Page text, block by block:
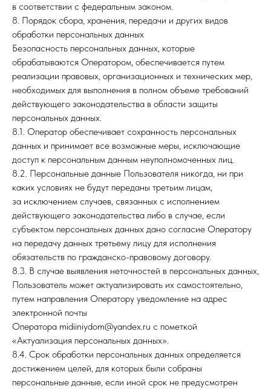
в соответствии с федеральным законом.
8. Порядок сбора, хранения, передачи и других видов
обработки персональных данных
Безопасность персональных данных, которые
обрабатываются Оператором, обеспечивается путем
реализации правовых, организационных и технических мер,
необходимых для выполнения в полном объеме требований
действующего законодательства в области защиты
персональных данных.
8.1. Оператор обеспечивает сохранность персональных
данных и принимает все возможные меры, исключающие
доступ к персональным данным неуполномоченных лиц.
8.2. Персональные данные Пользователя никогда, ни при
каких условиях не будут переданы третьим лицам,
за исключением случаев, связанных с исполнением
действующего законодательства либо в случае, если
субъектом персональных данных дано согласие Оператору
на передачу данных третьему лицу для исполнения
обязательств по гражданско-правовому договору.
8.3. В случае выявления неточностей в персональных данных,
Пользователь может актуализировать их самостоятельно,
путем направления Оператору уведомление на адрес
электронной почты
Оператора midiiniydom@yandex.ru с пометкой
«Актуализация персональных данных».
8.4. Срок обработки персональных данных определяется
достижением целей, для которых были собраны
персональные данные, если иной срок не предусмотрен